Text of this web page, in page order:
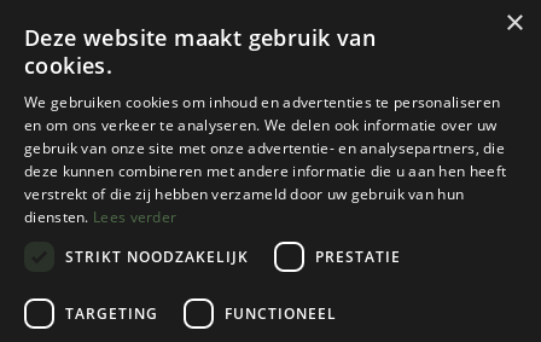
×
Deze website maakt gebruik van
cookies.
We gebruiken cookies om inhoud en advertenties te personaliseren
en om ons verkeer te analyseren. We delen ook informatie over uw
gebruik van onze site met onze advertentie- en analysepartners, die
deze kunnen combineren met andere informatie die u aan hen heeft
verstrekt of die zij hebben verzameld door uw gebruik van hun
diensten. Lees verder
STRIKT NOODZAKELIJK
PRESTATIE
TARGETING FUNCTIONEEL